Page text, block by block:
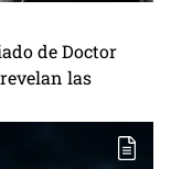
de Doctor
las